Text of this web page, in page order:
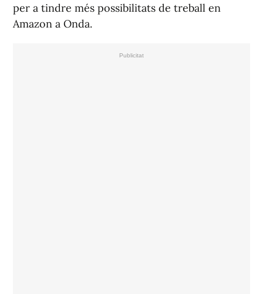
per a tindre més possibilitats de treball en
Amazon a Onda.